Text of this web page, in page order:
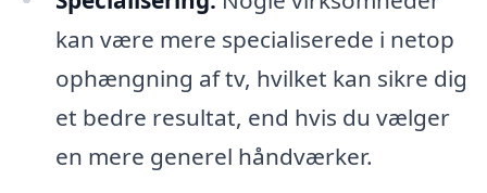
kan være mere specialiserede i netop
ophængning af tv, hvilket kan sikre dig
et bedre resultat, end hvis du vælger
en mere generel håndværker.